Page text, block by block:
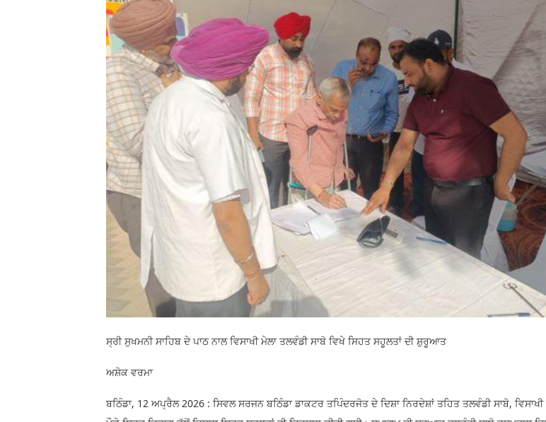
ਸ੍ਰੀ ਸੁਖਮਨੀ ਸਾਹਿਬ ਦੇ ਪਾਠ ਨਾਲ ਵਿਸਾਖੀ ਮੇਲਾ ਤਲਵੰਡੀ ਸਾਬੋ ਵਿਖੇ ਸਿਹਤ ਸਹੂਲਤਾਂ ਦੀ ਸ਼ੁਰੂਆਤ
ਅਸ਼ੋਕ ਵਰਮਾ
ਬਠਿੰਡਾ, 12 ਅਪ੍ਰੈਲ 2026 : ਸਿਵਲ ਸਰਜਨ ਬਠਿੰਡਾ ਡਾਕਟਰ ਤਪਿੰਦਰਜੋਤ ਦੇ ਦਿਸ਼ਾ ਨਿਰਦੇਸ਼ਾਂ ਤਹਿਤ ਤਲਵੰਡੀ ਸਾਬੋ,